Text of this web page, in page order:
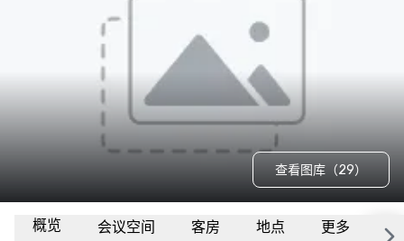
查看图库（29）
概览 会议空间 客房 地点 更多 常